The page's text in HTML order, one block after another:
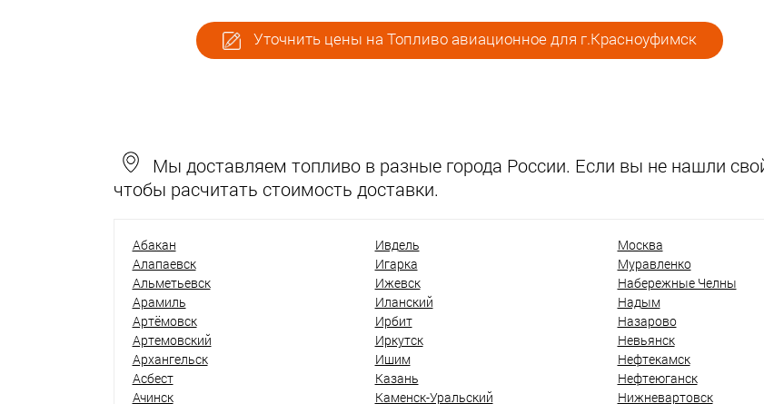
Уточнить цены на Топливо авиационное для г.Красноуфимск
Мы доставляем топливо в разные города России. Если вы не нашли
чтобы расчитать стоимость доставки.
Абакан
Алапаевск
Альметьевск
Арамиль
Артёмовск
Артемовский
Архангельск
Асбест
Ачинск
Ивдель
Игарка
Ижевск
Иланский
Ирбит
Иркутск
Ишим
Казань
Каменск-Уральский
Москва
Муравленко
Набережные Челны
Надым
Назарово
Невьянск
Нефтекамск
Нефтеюганск
Нижневартовск